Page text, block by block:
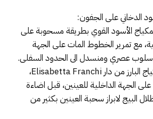
الدخاني على الجفون:
الأسود القوي بطريقة مسحوبة على
مع تمرير الخطوط المات على الجهة
عصري ومنسدل الى الحدود السفلى.
واللافت في هذا المكياج البارز من دار Elisabetta Franchi،
على الجهة الداخلية للعينين، قبل اضاءة
البيج لابراز سحبة العينين بكثير من